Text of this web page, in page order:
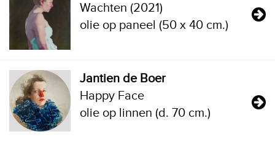
Wachten (2021)
olie op paneel (50 x 40 cm.)
Jantien de Boer
Happy Face
olie op linnen (d. 70 cm.)